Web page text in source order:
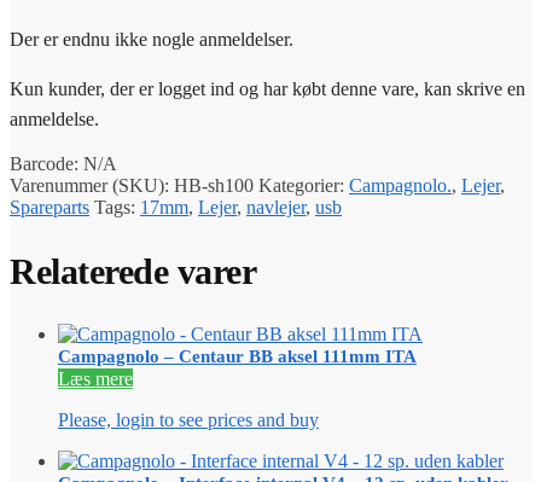
Der er endnu ikke nogle anmeldelser.
Kun kunder, der er logget ind og har købt denne vare, kan skrive en
anmeldelse.
Barcode: N/A
Varenummer (SKU): HB-sh100 Kategorier: Campagnolo., Lejer,
Spareparts Tags: 17mm, Lejer, navlejer, usb
Relaterede varer
Campagnolo – Centaur BB aksel 111mm ITA
Læs mere
Please, login to see prices and buy